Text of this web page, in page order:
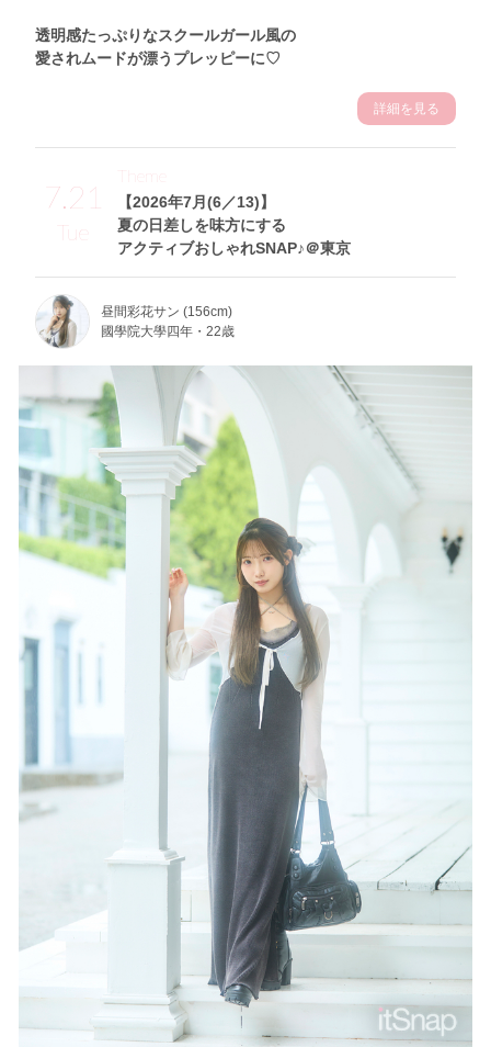
透明感たっぷりなスクールガール風の
愛されムードが漂うプレッピーに♡
詳細を見る
7.21
Tue
【2026年7月(6／13)】
夏の日差しを味方にする
アクティブおしゃれSNAP♪＠東京
Theme
昼間彩花サン (156cm)
國學院大學四年・22歳